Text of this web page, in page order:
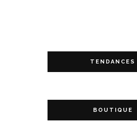
TENDANCES
BOUTIQUE